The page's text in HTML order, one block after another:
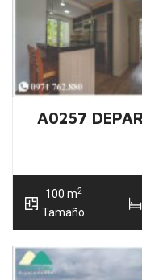
A0257
100 m2
Tamaño